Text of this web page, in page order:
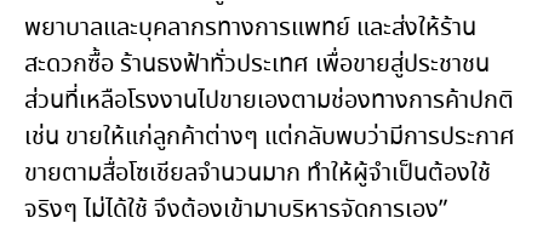
พยาบาลและบุคลากรทางการแพทย์ และส่งให้ร้าน
สะดวกซื้อ ร้านธงฟ้าทั่วประเทศ เพื่อขายสู่ประชาชน
ส่วนที่เหลือโรงงานไปขายเองตามช่องทางการค้าปกติ
เช่น ขายให้แก่ลูกค้าต่างๆ แต่กลับพบว่ามีการประกาศ
ขายตามสื่อโซเชียลจำนวนมาก ทำให้ผู้จำเป็นต้องใช้
จริงๆ ไม่ได้ใช้ จึงต้องเข้ามาบริหารจัดการเอง”